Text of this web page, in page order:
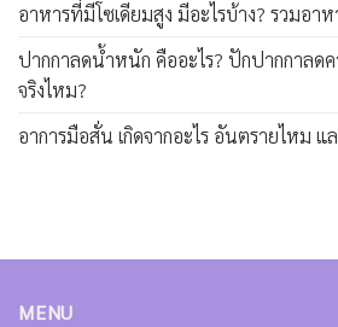
อาหารที่มีโซเดียมสูง มีอะไรบ้าง? รวมอา
ปากกาลดน้ำหนัก คืออะไร? ปักปากกาลด
จริงไหม?
อาการมือสั่น เกิดจากอะไร อันตรายไหม
MENU